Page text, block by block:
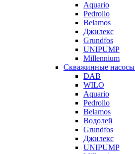
Aquario
Pedrollo
Belamos
Джилекс
Grundfos
UNIPUMP
Millennium
Скважинные насосы
DAB
WILO
Aquario
Pedrollo
Belamos
Водолей
Grundfos
Джилекс
UNIPUMP